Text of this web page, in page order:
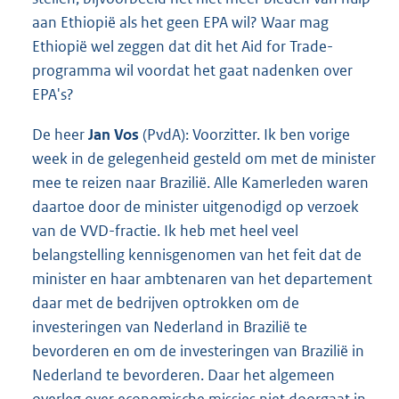
aan Ethiopië als het geen EPA wil? Waar mag
Ethiopië wel zeggen dat dit het Aid for Trade-
programma wil voordat het gaat nadenken over
EPA's?
De heerJan Vos (PvdA): Voorzitter. Ik ben vorige
week in de gelegenheid gesteld om met de minister
mee te reizen naar Brazilië. Alle Kamerleden waren
daartoe door de minister uitgenodigd op verzoek
van de VVD-fractie. Ik heb met heel veel
belangstelling kennisgenomen van het feit dat de
minister en haar ambtenaren van het departement
daar met de bedrijven optrokken om de
investeringen van Nederland in Brazilië te
bevorderen en om de investeringen van Brazilië in
Nederland te bevorderen. Daar het algemeen